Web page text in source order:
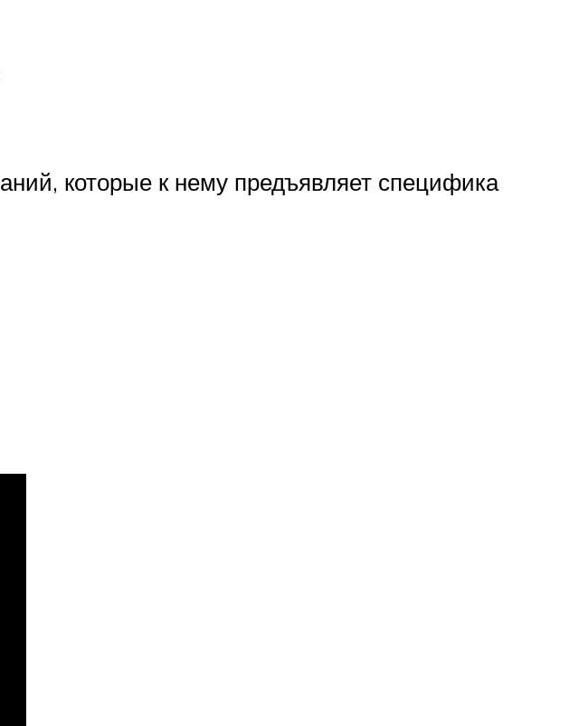
которые к нему предъявляет специфика